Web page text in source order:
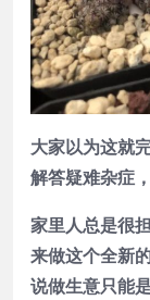
大家以为这就
解答疑难杂症
家里人总是很
来做这个全新
说做生意只能